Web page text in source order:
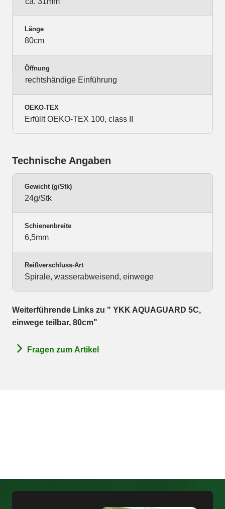
Länge
80cm
Öffnung
rechtshändige Einführung
OEKO-TEX
Erfüllt OEKO-TEX 100, class II
Technische Angaben
Gewicht (g/Stk)
24g/Stk
Schienenbreite
6,5mm
Reißverschluss-Art
Spirale, wasserabweisend, einwege
Weiterführende Links zu " YKK AQUAGUARD 5C,
einwege teilbar, 80cm"
Fragen zum Artikel